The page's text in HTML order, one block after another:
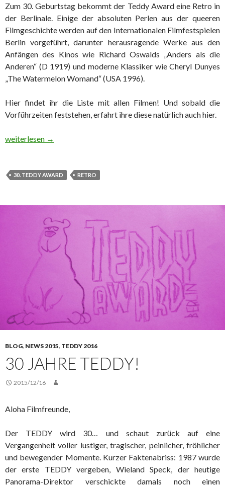
Zum 30. Geburtstag bekommt der Teddy Award eine Retro in
der Berlinale. Einige der absoluten Perlen aus der queeren
Filmgeschichte werden auf den Internationalen Filmfestspielen
Berlin vorgeführt, darunter herausragende Werke aus den
Anfängen des Kinos wie Richard Oswalds „Anders als die
Anderen“ (D 1919) und moderne Klassiker wie Cheryl Dunyes
„The Watermelon Womand“ (USA 1996).
Hier findet ihr die Liste mit allen Filmen! Und sobald die
Vorführzeiten feststehen, erfahrt ihre diese natürlich auch hier.
Teddy 30 – Die Retro
weiterlesen →
30. TEDDY AWARD RETRO
BLOG, NEWS 2015, TEDDY 2016
30 JAHRE TEDDY!
2015/12/16
Aloha Filmfreunde,
Der TEDDY wird 30… und schaut zurück auf eine
Vergangenheit voller lustiger, tragischer, peinlicher, fröhlicher
und bewegender Momente. Kurzer Faktenabriss: 1987 wurde
der erste TEDDY vergeben, Wieland Speck, der heutige
Panorama-Direktor verschickte damals noch einen